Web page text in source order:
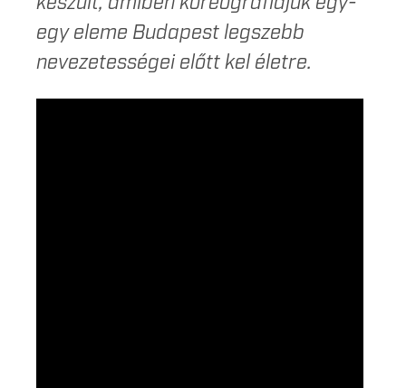
egy eleme Budapest legszebb
nevezetességei előtt kel életre.